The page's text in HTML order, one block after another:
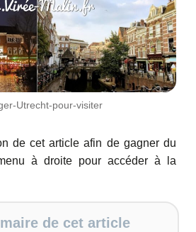
Utrecht-pour-visiter
de cet article afin de gagner du
à droite pour accéder à la
de cet article